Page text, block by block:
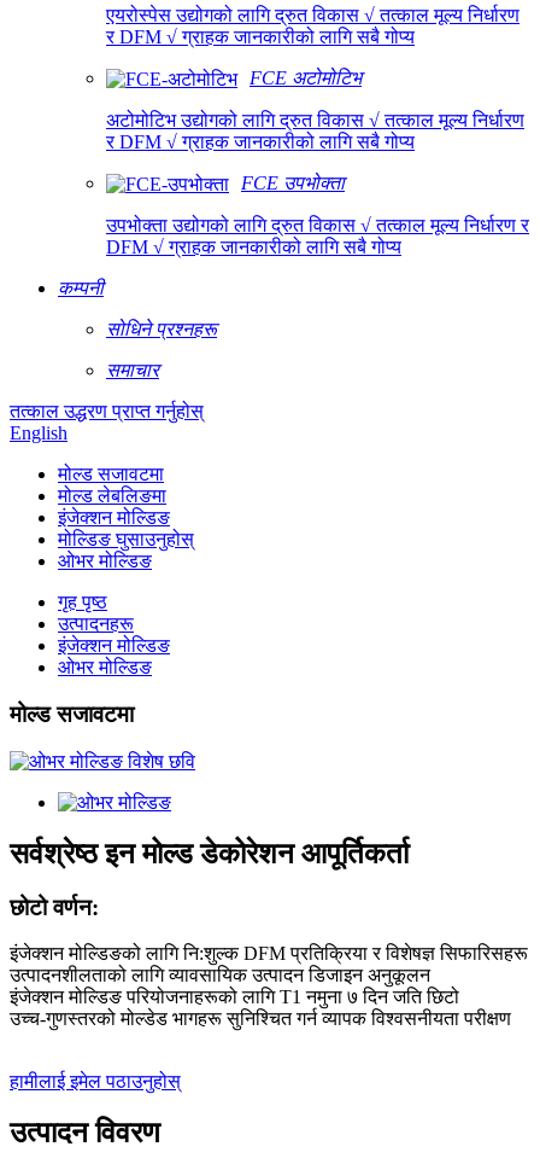
एयरोस्पेस उद्योगको लागि द्रुत विकास √ तत्काल मूल्य निर्धारण
र DFM √ ग्राहक जानकारीको लागि सबै गोप्य
FCE अटोमोटिभ
अटोमोटिभ उद्योगको लागि द्रुत विकास √ तत्काल मूल्य निर्धारण
र DFM √ ग्राहक जानकारीको लागि सबै गोप्य
FCE उपभोक्ता
उपभोक्ता उद्योगको लागि द्रुत विकास √ तत्काल मूल्य निर्धारण र
DFM √ ग्राहक जानकारीको लागि सबै गोप्य
कम्पनी
सोधिने प्रश्नहरू
समाचार
तत्काल उद्धरण प्राप्त गर्नुहोस्
English
मोल्ड सजावटमा
मोल्ड लेबलिङमा
इंजेक्शन मोल्डिङ
मोल्डिङ घुसाउनुहोस्
ओभर मोल्डिङ
गृह पृष्ठ
उत्पादनहरू
इंजेक्शन मोल्डिङ
ओभर मोल्डिङ
मोल्ड सजावटमा
सर्वश्रेष्ठ इन मोल्ड डेकोरेशन आपूर्तिकर्ता
छोटो वर्णन:
इंजेक्शन मोल्डिङको लागि नि:शुल्क DFM प्रतिक्रिया र विशेषज्ञ सिफारिसहरू
उत्पादनशीलताको लागि व्यावसायिक उत्पादन डिजाइन अनुकूलन
इंजेक्शन मोल्डिङ परियोजनाहरूको लागि T1 नमुना ७ दिन जति छिटो
उच्च-गुणस्तरको मोल्डेड भागहरू सुनिश्चित गर्न व्यापक विश्वसनीयता परीक्षण
हामीलाई इमेल पठाउनुहोस्
उत्पादन विवरण